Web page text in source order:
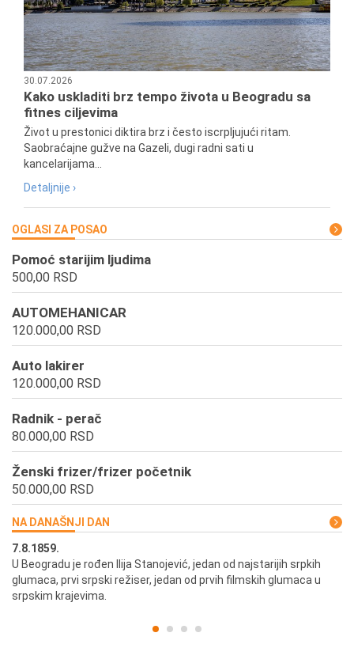
30.07.2026
Kako uskladiti brz tempo života u Beogradu sa
fitnes ciljevima
Život u prestonici diktira brz i često iscrpljujući ritam.
Saobraćajne gužve na Gazeli, dugi radni sati u
kancelarijama...
Detaljnije ›
OGLASI ZA POSAO
Pomoć starijim ljudima
500,00 RSD
AUTOMEHANICAR
120.000,00 RSD
Auto lakirer
120.000,00 RSD
Radnik - perač
80.000,00 RSD
Ženski frizer/frizer početnik
50.000,00 RSD
NA DANAŠNJI DAN
7.8.1859.
U Beogradu je rođen Ilija Stanojević, jedan od najstarijih srpkih
glumaca, prvi srpski režiser, jedan od prvih filmskih glumaca u
srpskim krajevima.